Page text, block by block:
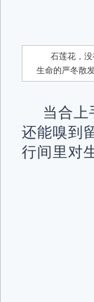
石莲花，
生命的严冬散
当合上
还能嗅到
行间里对